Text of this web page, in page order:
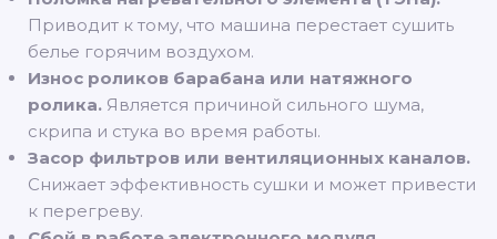
Приводит к тому, что машина перестает сушить
белье горячим воздухом.
Износ роликов барабана или натяжного
ролика. Является причиной сильного шума,
скрипа и стука во время работы.
Засор фильтров или вентиляционных каналов.
Снижает эффективность сушки и может привести
к перегреву.